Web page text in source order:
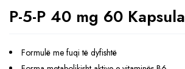
P-5-P 40 mg 60 Kapsula
Formulë me fuqi të dyfishtë